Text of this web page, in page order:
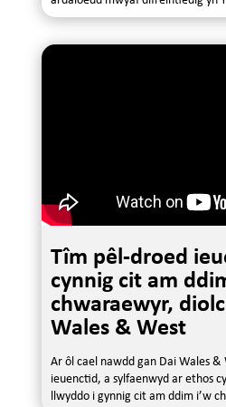
Tîm pêl-droed
cynnig cit am
chwaraewyr,
Wales & West
Ar ôl cael nawdd gan Dai Wales
ieuenctid, a sylfaenwyd ar ethos
llwyddo i gynnig cit am ddim i’w